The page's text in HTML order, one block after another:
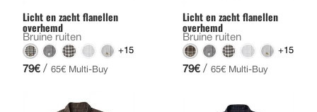
Licht en zacht flanellen
overhemd
Bruine ruiten
+15
79€ / 65€ Multi-Buy
Licht en zacht flanellen
overhemd
Bruine ruiten
+15
79€ / 65€ Multi-Buy